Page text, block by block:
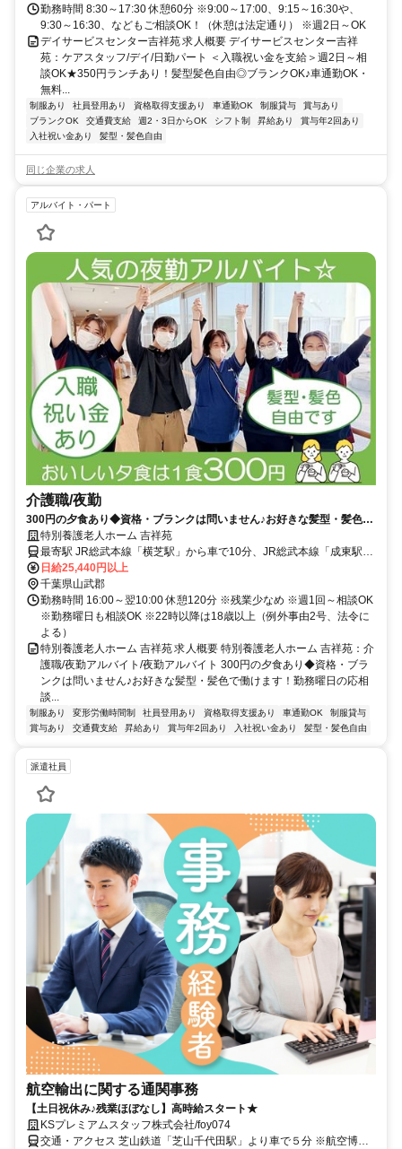
勤務時間 8:30～17:30 休憩60分 ※9:00～17:00、9:15～16:30や、
9:30～16:30、などもご相談OK！（休憩は法定通り） ※週2日～OK
デイサービスセンター吉祥苑 求人概要 デイサービスセンター吉祥
苑：ケアスタッフ/デイ/日勤パート ＜入職祝い金を支給＞週2日～相
談OK★350円ランチあり！髪型髪色自由◎ブランクOK♪車通勤OK・
無料...
制服あり 社員登用あり 資格取得支援あり 車通勤OK 制服貸与
賞与あり
ブランクOK
交通費支給 週2・3日からOK シフト制 昇給あり
賞与年2回あり
入社祝い金あり
髪型・髪色自由
同じ企業の求人
アルバイト・パート
介護職/夜勤
300円の夕食あり◆資格・ブランクは問いません♪お好きな髪型・髪色で
働けます！勤務曜日の応相談◎入職祝い金を支給◇【山武郡横芝光町・
横芝駅/成東駅/八日市場駅・特養・介護職・夜勤アルバイト】
特別養護老人ホーム 吉祥苑
最寄駅 JR総武本線「横芝駅」から車で10分、JR総武本線「成東駅」
「八日市場駅」から車で20分
日給25,440円以上
千葉県山武郡
勤務時間 16:00～翌10:00 休憩120分 ※残業少なめ ※週1回～相談OK
※勤務曜日も相談OK ※22時以降は18歳以上（例外事由2号、法令に
よる）
特別養護老人ホーム 吉祥苑 求人概要 特別養護老人ホーム 吉祥苑：介
護職/夜勤アルバイト/夜勤アルバイト 300円の夕食あり◆資格・ブラ
ンクは問いません♪お好きな髪型・髪色で働けます！勤務曜日の応相
談...
制服あり 変形労働時間制 社員登用あり 資格取得支援あり 車通勤OK
制服貸与
賞与あり
交通費支給 昇給あり 賞与年2回あり 入社祝い金あり 髪型・髪色自由
派遣社員
航空輸出に関する通関事務
【土日祝休み♪残業ほぼなし】高時給スタート★
KSプレミアムスタッフ株式会社/foy074
交通・アクセス 芝山鉄道「芝山千代田駅」より車で５分 ※航空博物